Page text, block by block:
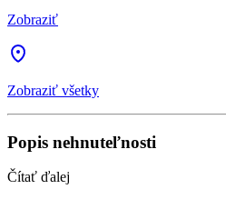
Zobraziť
Zobraziť všetky
Popis nehnuteľnosti
Čítať ďalej